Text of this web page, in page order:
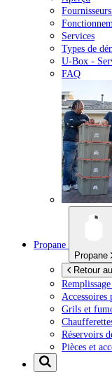
Services
Types de
U-Box -
FAQ
Propane
Propane
Retour
Grils et
Réservoirs
Pièces et